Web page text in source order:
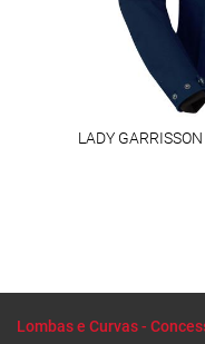
LADY
Lombas e Curvas -